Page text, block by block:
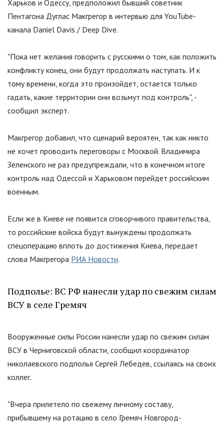
Харьков и Одессу, предположил бывший советник
Пентагона Дуглас Макгрегор в интервью для YouTube-
канала Daniel Davis / Deep Dive.
"Пока нет желания говорить с русскими о том, как положить
конфликту конец, они будут продолжать наступать. И к
тому времени, когда это произойдет, остается только
гадать, какие территории они возьмут под контроль", -
сообщил эксперт.
Макгрегор добавил, что сценарий вероятен, так как никто
не хочет проводить переговоры с Москвой. Владимира
Зеленского не раз предупреждали, что в конечном итоге
контроль над Одессой и Харьковом перейдет российским
военным.
Если же в Киеве не появится сговорчивого правительства,
то российские войска будут вынуждены продолжать
спецоперацию вплоть до достижения Киева, передает
слова Макгрегора РИА Новости.
Подполье: ВС РФ нанесли удар по свежим силам
ВСУ в селе Гремяч
Вооруженные силы России нанесли удар по свежим силам
ВСУ в Черниговской области, сообщил координатор
николаевского подполья Сергей Лебедев, ссылаясь на своих
коллег.
"Вчера прилетело по свежему личному составу,
прибывшему на ротацию в село Гремяч Новгород-